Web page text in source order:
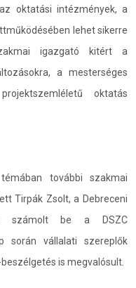
oktatási intézmények, a
lehet sikerre
igazgató kitért a
a mesterséges
oktatás
további szakmai
Tirpák Zsolt, a Debreceni
számolt be a DSZC
során vállalati szereplők
is megvalósult.